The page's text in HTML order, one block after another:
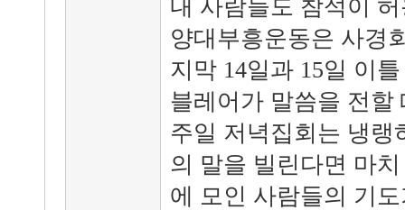
내 사람들도 참석이
양대부흥운동은 사경
지막 14일과 15일 이
블레어가 말씀을 전할
주일 저녁집회는 냉랭
의 말을 빌린다면 마
에 모인 사람들의 기